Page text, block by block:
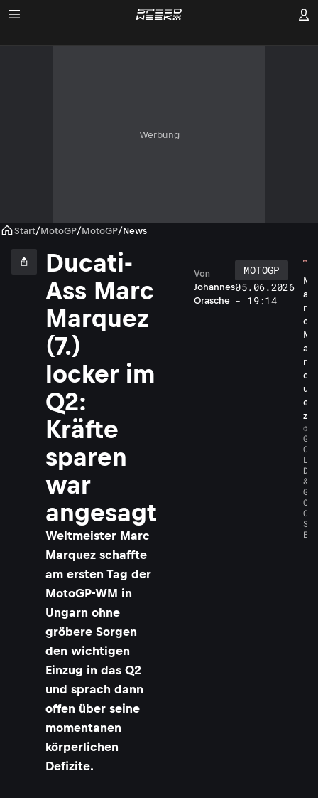
Werbung
Start/MotoGP/MotoGP/News
Ducati-
Ass Marc
Marquez
(7.)
locker im
Q2:
Kräfte
sparen
war
angesagt
Weltmeister Marc
Marquez schaffte
am ersten Tag der
MotoGP-WM in
Ungarn ohne
gröbere Sorgen
den wichtigen
Einzug in das Q2
und sprach dann
offen über seine
momentanen
körperlichen
Defizite.
Johannes
Orasche
Von
MOTOGP
05.06.2026
- 19:14
M
a
r
c
M
a
r
q
u
e
z
©
G
O
L
D
&
G
O
O
S
E